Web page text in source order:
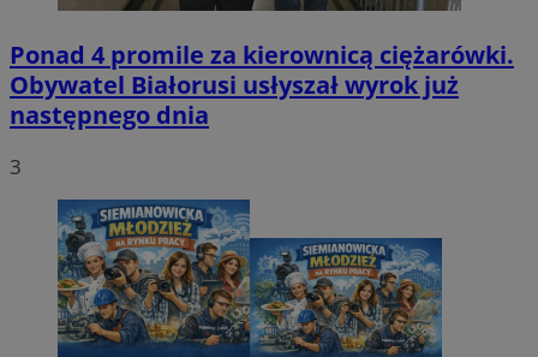
Ponad 4 promile za kierownicą ciężarówki.
Obywatel Białorusi usłyszał wyrok już
następnego dnia
3